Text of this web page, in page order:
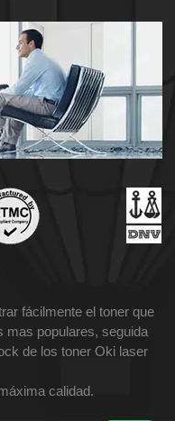
fácilmente el toner que
mas populares, seguida
de los toner Oki laser
calidad.